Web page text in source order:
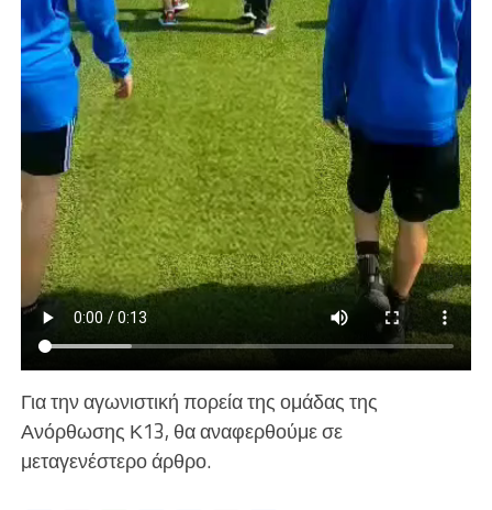
Για την αγωνιστική πορεία της ομάδας της
Ανόρθωσης Κ13, θα αναφερθούμε σε
μεταγενέστερο άρθρο.